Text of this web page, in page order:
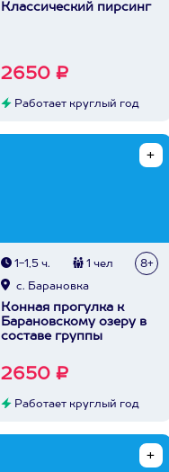
Классический пирсинг
2650 ₽
Работает круглый год
1-1,5 ч. 1 чел 8+
с. Барановка
Конная прогулка к
Барановскому озеру в
составе группы
2650 ₽
Работает круглый год